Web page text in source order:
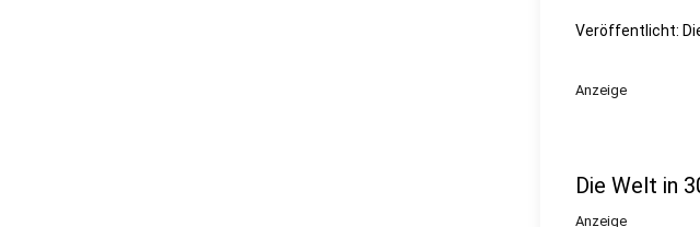
Veröffentlicht:
Anzeige
Die Welt in
Anzeige